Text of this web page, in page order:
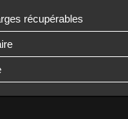
récupérables